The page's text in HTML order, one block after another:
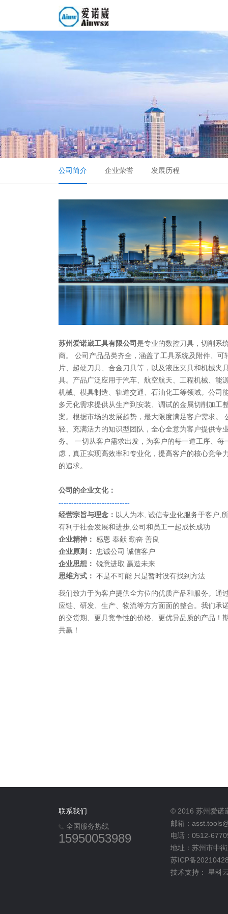
公司简介 企业荣誉 发展历程
苏州爱诺崴工具有限公司是专业的数控刀具，切削系
商。 公司产品品类齐全，涵盖了工具系统及附件、可
片、超硬刀具、合金刀具等，以及液压夹具和机械夹
具。产品广泛应用于汽车、航空航天、工程机械、能
机械、模具制造、轨道交通、石油化工等领域。公司
多元化需求提供从生产到安装、调试的金属切削加工
案。根据市场的发展趋势，最大限度满足客户需求。
轻、充满活力的知识型团队，全心全意为客户提供专
务。 一切从客户需求出发，为客户的每一道工序、每
虑，真正实现高效率和专业化，提高客户的核心竞争
的追求。
公司的企业文化：
----------------------------
经营宗旨与理念： 以人为本, 诚信专业化服务于客户,
有利于社会发展和进步,公司和员工一起成长成功
企业精神： 感恩 奉献 勤奋 善良
企业原则： 忠诚公司 诚信客户
企业思想： 锐意进取 赢造未来
思维方式： 不是不可能 只是暂时没有找到方法
我们致力于为客户提供全方位的优质产品和服务。通
应链、研发、生产、物流等方方面面的整合。我们承
的交货期、更具竞争性的价格、更优异品质的产品！
共赢！
联系我们
全国服务热线
15950053989
© 2016 苏州爱诺
邮箱：
电话：0512-
地址：苏州市中
苏ICP备
技术支持： 星科